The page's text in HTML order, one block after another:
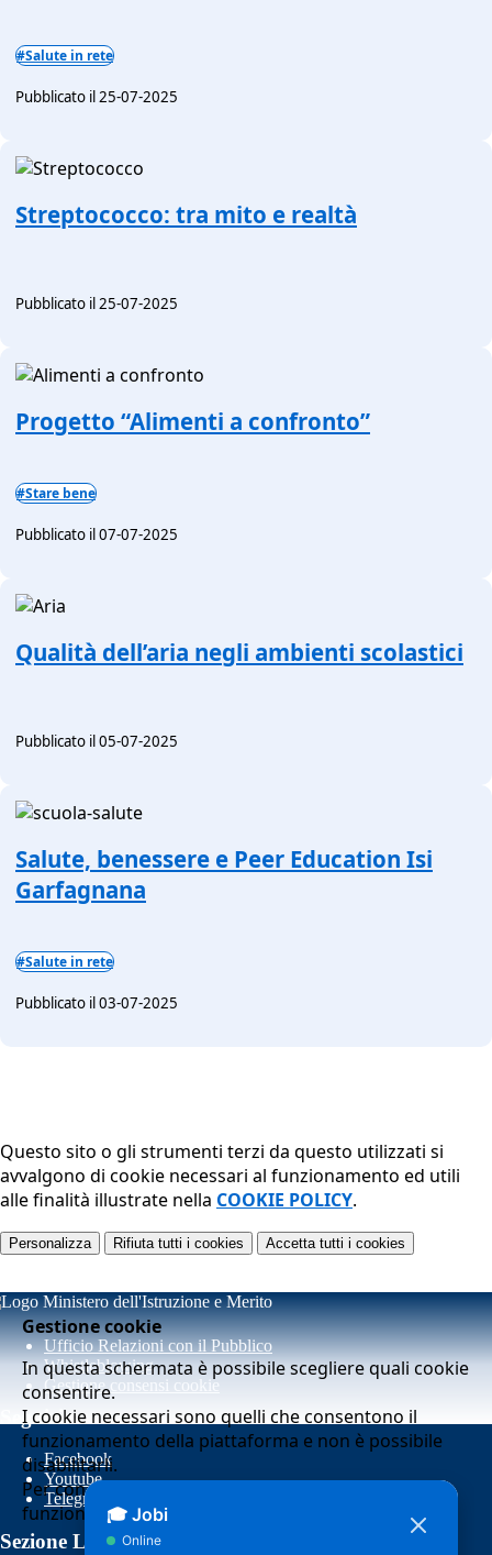
#Salute in rete
Pubblicato il 25-07-2025
Streptococco: tra mito e realtà
Pubblicato il 25-07-2025
Progetto “Alimenti a confronto”
#Stare bene
Pubblicato il 07-07-2025
Qualità dell’aria negli ambienti scolastici
Pubblicato il 05-07-2025
Salute, benessere e Peer Education Isi
Garfagnana
#Salute in rete
Pubblicato il 03-07-2025
Questo sito o gli strumenti terzi da questo utilizzati si
avvalgono di cookie necessari al funzionamento ed utili
alle finalità illustrate nella COOKIE POLICY.
Personalizza Rifiuta tutti i cookies Accetta tutti i cookies
Gestione cookie
In questa schermata è possibile scegliere quali cookie
consentire.
I cookie necessari sono quelli che consentono il
funzionamento della piattaforma e non è possibile
disabilitarli.
Per conoscere quali sono i cookie necessari al
funzionamento potete visionare la
COOKIE POLICY
Ufficio Relazioni con il Pubblico
Whistleblowing
Gestione consensi cookie
Seguici su
Facebook
Youtube
Telegram
Sezione Link Utili